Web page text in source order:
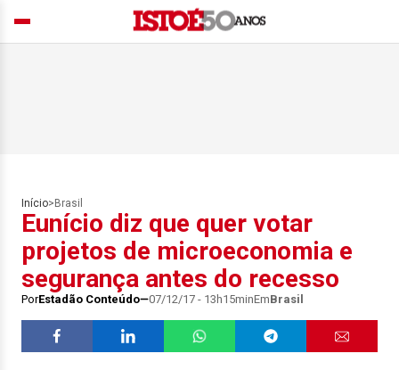
Início> Brasil
Eunício diz que quer votar
projetos de microeconomia e
segurança antes do recesso
PorEstadão Conteúdo 07/12/17 - 13h15minEmBrasil